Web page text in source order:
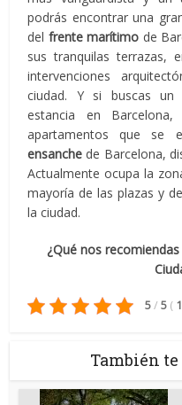
podrás encontrar una
del frente marítimo de
sus tranquilas terrazas,
intervenciones
ciudad. Y si buscas un
estancia en
apartamentos que se
ensanche de Barcelona,
Actualmente ocupa la
mayoría de las plazas y
la ciudad.
¿Qué nos
5/ 5 ( 1
También